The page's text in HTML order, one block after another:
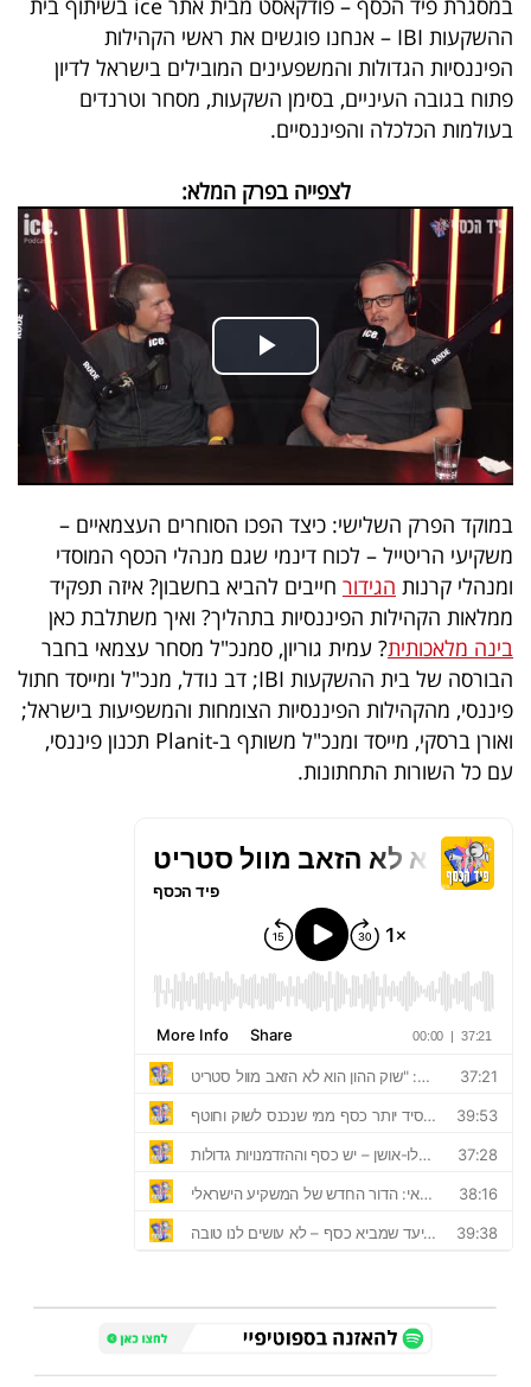
עסקי
ספורט
קריירה
ולימודים
רייטינג
רכב
בריאות
תרבות
ופנאי
תיירות
TOP-
5
המילון
הכלכלי
פודקאסט
UNDER
40
שיתופי
פעולה
דרושים
אדום
במסגרת פיד הכסף – פודקאסט מבית אתר ice בשיתוף בית
ההשקעות IBI – אנחנו פוגשים את ראשי הקהילות
הפיננסיות הגדולות והמשפעינים המובילים בישראל לדיון
פתוח בגובה העיניים, בסימן השקעות, מסחר וטרנדים
בעולמות הכלכלה והפיננסיים.
לצפייה בפרק המלא:
במוקד הפרק השלישי: כיצד הפכו הסוחרים העצמאיים –
משקיעי הריטייל – לכוח דינמי שגם מנהלי הכסף המוסדי
ומנהלי קרנות הגידור חייבים להביא בחשבון? איזה תפקיד
ממלאות הקהילות הפיננסיות בתהליך? ואיך משתלבת כאן
בינה מלאכותית? עמית גוריון, סמנכ"ל מסחר עצמאי בחבר
הבורסה של בית ההשקעות IBI; דב נודל, מנכ"ל ומייסד חתול
פיננסי, מהקהילות הפיננסיות הצומחות והמשפיעות בישראל;
ואורן ברסקי, מייסד ומנכ"ל משותף ב-Planit תכנון פיננסי,
עם כל השורות התחתונות.